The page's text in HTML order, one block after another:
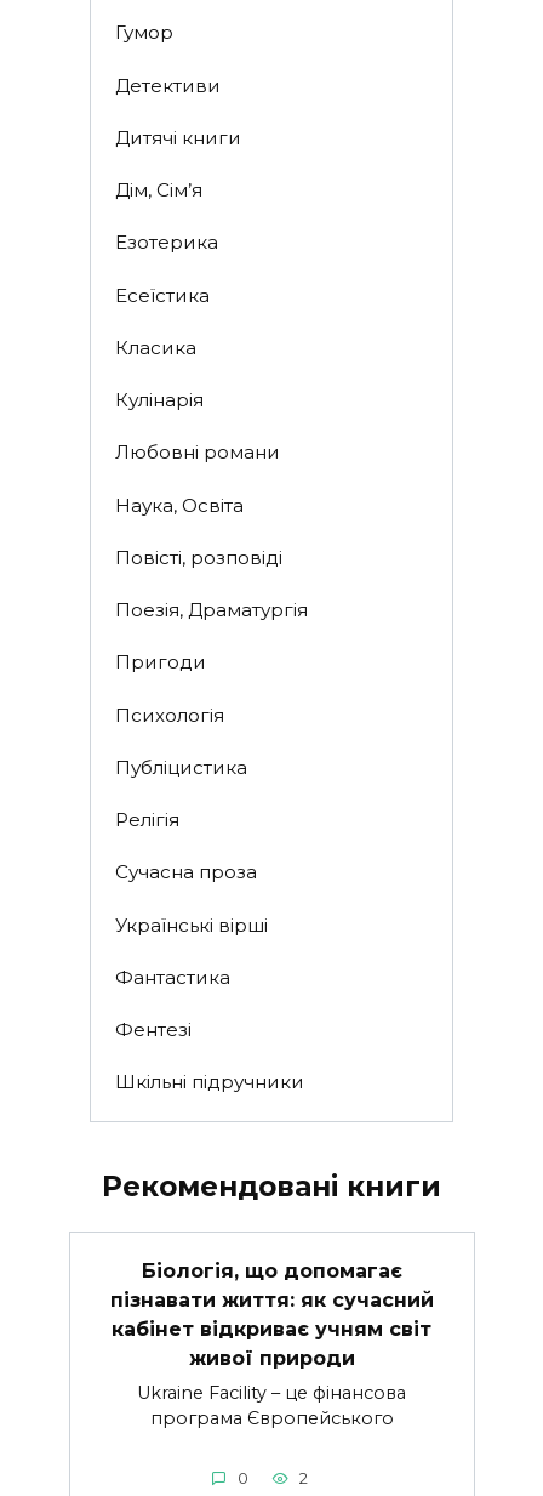
Гумор
Детективи
Дитячі книги
Дім, Сім’я
Езотерика
Есеїстика
Класика
Кулінарія
Любовні романи
Наука, Освіта
Повісті, розповіді
Поезія, Драматургія
Пригоди
Психологія
Публіцистика
Релігія
Сучасна проза
Українські вірші
Фантастика
Фентезі
Шкільні підручники
Рекомендовані книги
Біологія, що допомагає
пізнавати життя: як сучасний
кабінет відкриває учням світ
живої природи
Ukraine Facility – це фінансова
програма Європейського
0 2